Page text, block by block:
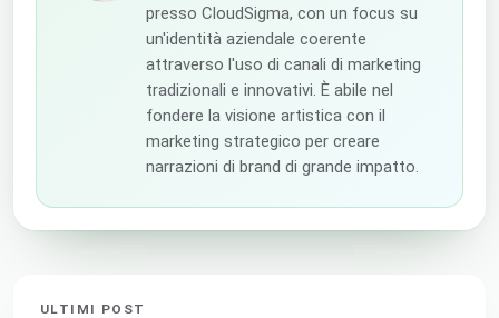
presso CloudSigma, con un focus su
un'identità aziendale coerente
attraverso l'uso di canali di marketing
tradizionali e innovativi. È abile nel
fondere la visione artistica con il
marketing strategico per creare
narrazioni di brand di grande impatto.
ULTIMI POST